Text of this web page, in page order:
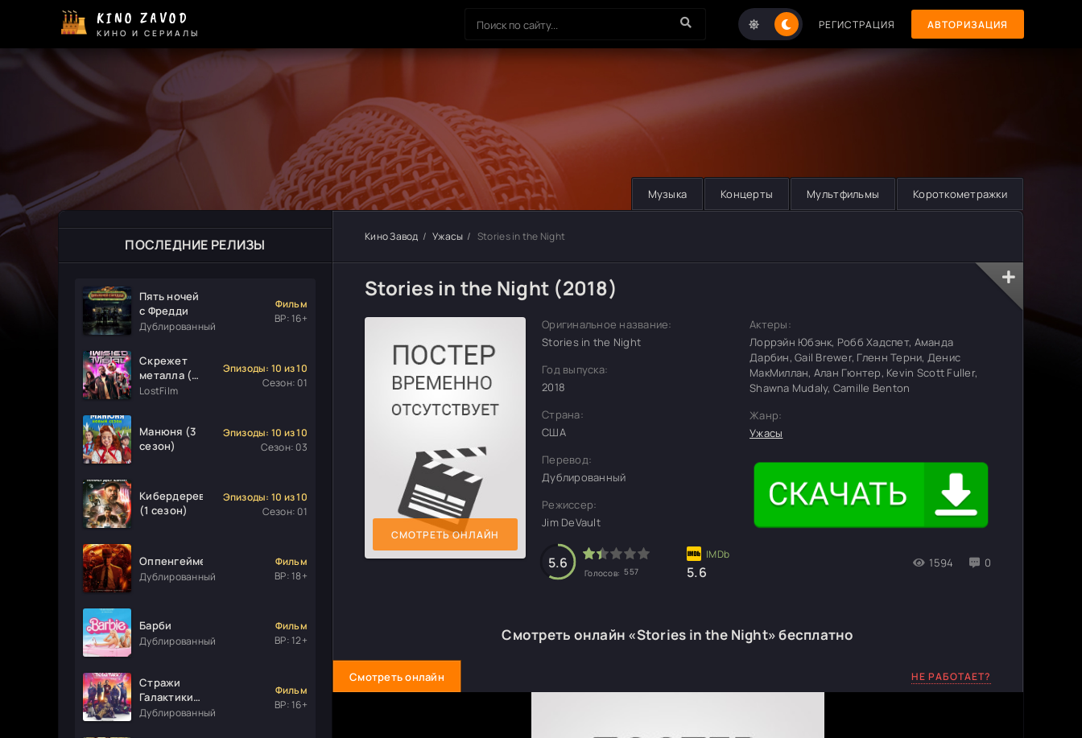
KINO ZAVOD
КИНО И СЕРИАЛЫ
РЕГИСТРАЦИЯ АВТОРИЗАЦИЯ
Музыка Концерты Мультфильмы Короткометражки
ПОСЛЕДНИЕ РЕЛИЗЫ
Пять ночей
с Фредди
Дублированный
Фильм
ВР: 16+
Скрежет
металла (1
сезон)
LostFilm
Эпизоды: 10 из 10
Сезон: 01
Манюня (3
сезон)
Эпизоды: 10 из 10
Сезон: 03
Кибердеревня
(1 сезон)
Эпизоды: 10 из 10
Сезон: 01
Оппенгеймер
Дублированный
Фильм
ВР: 18+
Барби
Дублированный
Фильм
ВР: 12+
Стражи
Галактики.
Часть 3
Дублированный
Фильм
ВР: 16+
Кино Завод Ужасы Stories in the Night
Stories in the Night (2018)
СМОТРЕТЬ ОНЛАЙН
Оригинальное название:
Stories in the Night
Год выпуска:
2018
Страна:
США
Перевод:
Дублированный
Режиссер:
Jim DeVault
5.6
Голосов: 557 5.6
1594 0
Актеры:
Лоррэйн Юбэнк, Робб Хадспет, Аманда
Дарбин, Gail Brewer, Гленн Терни, Денис
МакМиллан, Алан Гюнтер, Kevin Scott Fuller,
Shawna Mudaly, Camille Benton
Жанр:
Ужасы
Смотреть онлайн «Stories in the Night» бесплатно
Смотреть онлайн НЕ РАБОТАЕТ?